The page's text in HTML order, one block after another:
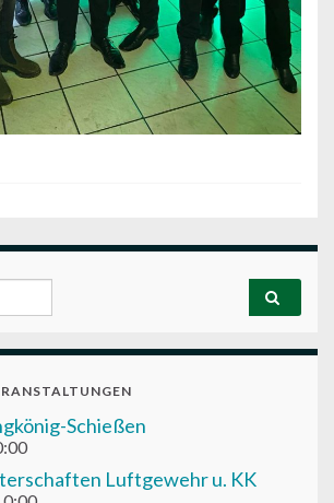
Schießen
Luftgewehr u. KK